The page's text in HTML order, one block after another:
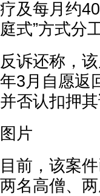
疗及每月约
庭式”方式分
反诉还称，
年3月自愿返
并否认扣押
图片
目前，该案
两名高僧、